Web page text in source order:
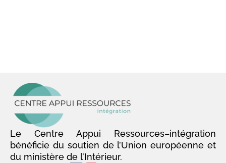
Le Centre Appui Ressources–intégration
bénéficie du soutien de l’Union européenne et
du ministère de l’Intérieur.